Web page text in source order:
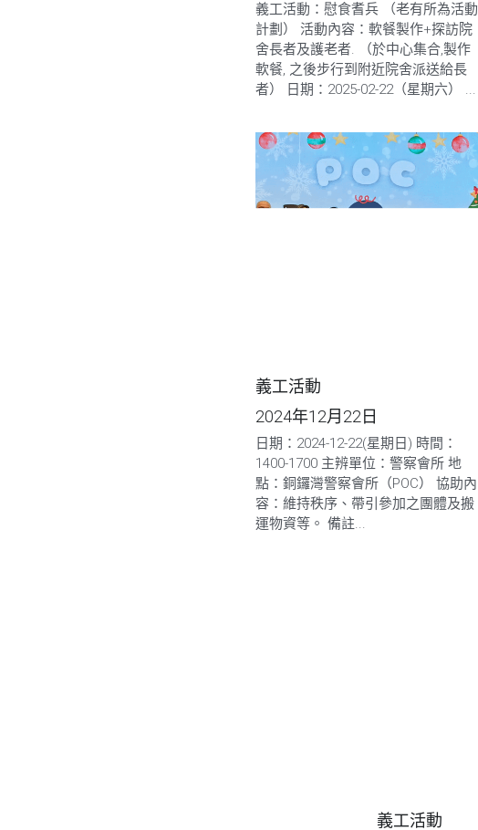
義工活動：慰食耆兵 （老有所為活動
計劃） 活動內容：軟餐製作+探訪院
舍長者及護老者. （於中心集合,製作
軟餐, 之後步行到附近院舍派送給長
者） 日期：2025-02-22（星期六） ...
義工活動
2024年12月22日
日期：2024-12-22(星期日) 時間：
1400-1700 主辨單位：警察會所 地
點：銅鑼灣警察會所（POC） 協助內
容：維持秩序、帶引參加之團體及搬
運物資等。 備註...
義工活動